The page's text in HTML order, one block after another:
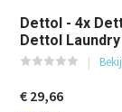
Dettol - 4x
Dettol
€ 29,66